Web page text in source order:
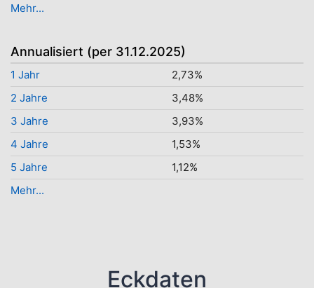
Mehr...
Annualisiert (per 31.12.2025)
1 Jahr
2,73%
2 Jahre
3,48%
3 Jahre
3,93%
4 Jahre
1,53%
5 Jahre
1,12%
Mehr...
Eckdaten